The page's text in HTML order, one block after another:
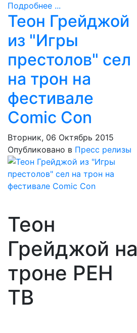
Подробнее ...
Теон Грейджой
из "Игры
престолов" сел
на трон на
фестивале
Comic Con
Вторник, 06 Октябрь 2015
Опубликовано в Пресс релизы
Теон
Грейджой на
троне РЕН
ТВ